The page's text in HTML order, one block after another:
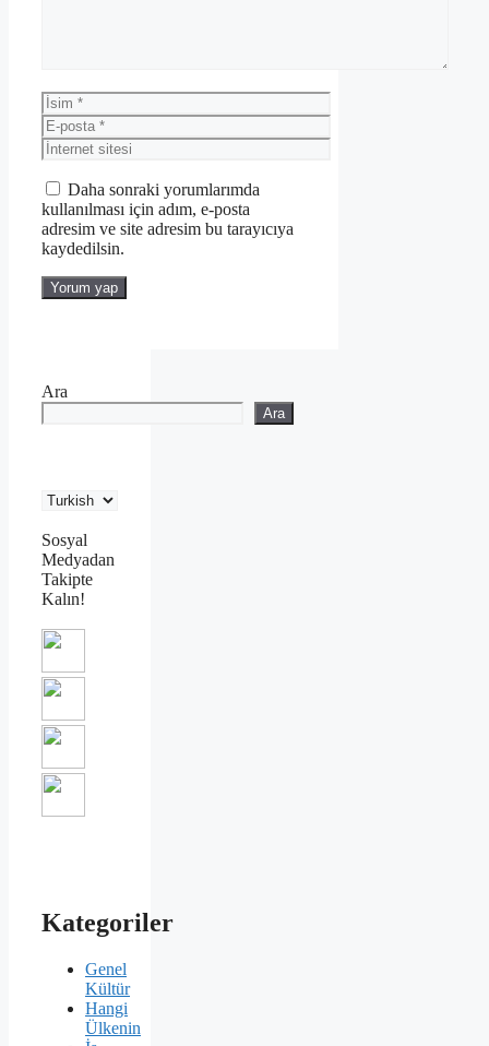
İsim
E-
posta
İnternet
sitesi
Daha sonraki yorumlarımda
kullanılması için adım, e-posta
adresim ve site adresim bu tarayıcıya
kaydedilsin.
Ara
Ara
Sosyal
Medyadan
Takipte
Kalın!
Kategoriler
Genel
Kültür
Hangi
Ülkenin